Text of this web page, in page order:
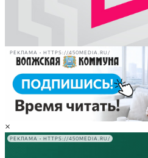
РЕКЛАМА • HTTPS://450MEDIA.RU/
×
РЕКЛАМА • HTTPS://450MEDIA.RU/